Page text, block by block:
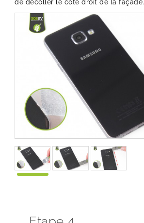
de décoller le côté droit de la façade.